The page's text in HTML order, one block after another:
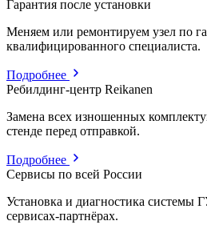
Гарантия после установки
Меняем или ремонтируем узел по
квалифицированного специалиста.
Подробнее
Ребилдинг-центр Reikanen
Замена всех изношенных
стенде перед отправкой.
Подробнее
Сервисы по всей России
Установка и диагностика системы
сервисах-партнёрах.